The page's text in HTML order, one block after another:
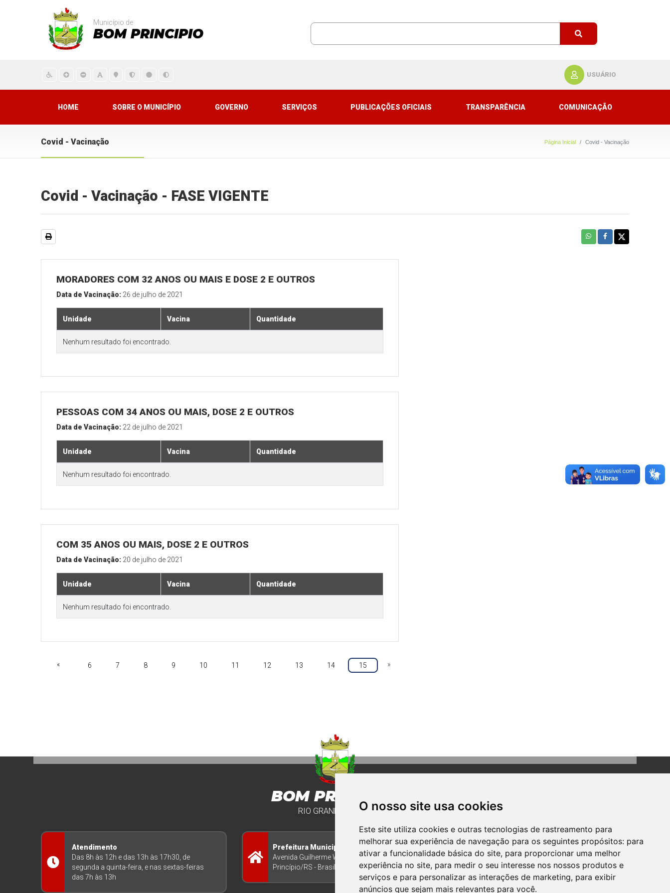
O nosso site usa cookies
Este site utiliza cookies e outras tecnologias de rastreamento para
melhorar sua experiência de navegação para os seguintes propósitos: para
ativar a funcionalidade básica do site, para proporcionar uma melhor
experiência no site, para medir o seu interesse nos nossos produtos e
serviços e para personalizar as interações de marketing, para exibir
anúncios que sejam mais relevantes para você.
Município de
BOM PRINCIPIO
USUÁRIO
HOME SOBRE O MUNICÍPIO GOVERNO SERVIÇOS PUBLICAÇÕES OFICIAIS TRANSPARÊNCIA COMUNICAÇÃO
Covid - Vacinação Página Inicial Covid - Vacinação
Covid - Vacinação - FASE VIGENTE
MORADORES COM 32 ANOS OU MAIS E DOSE 2 E OUTROS
Data de Vacinação: 26 de julho de 2021
Unidade Vacina Quantidade
Nenhum resultado foi encontrado.
PESSOAS COM 34 ANOS OU MAIS, DOSE 2 E OUTROS
Data de Vacinação: 22 de julho de 2021
Unidade Vacina Quantidade
Nenhum resultado foi encontrado.
COM 35 ANOS OU MAIS, DOSE 2 E OUTROS
Data de Vacinação: 20 de julho de 2021
Unidade Vacina Quantidade
Nenhum resultado foi encontrado.
« 6 7 8 9 10 11 12 13 14 15 »
BOM PRINCIPIO
RIO GRANDE DO SUL
Atendimento
Das 8h às 12h e das 13h às 17h30, de
segunda a quinta-feira, e nas sextas-feiras
das 7h às 13h
Prefeitura Municipal
Avenida Guilherme Winter 65 - Centro Bom
Princípio/RS - Brasil CEP 95765-000
Contato
Telefone: (51) 3634-8100
Email:gabinete@bomprincipio.rs.gov.br